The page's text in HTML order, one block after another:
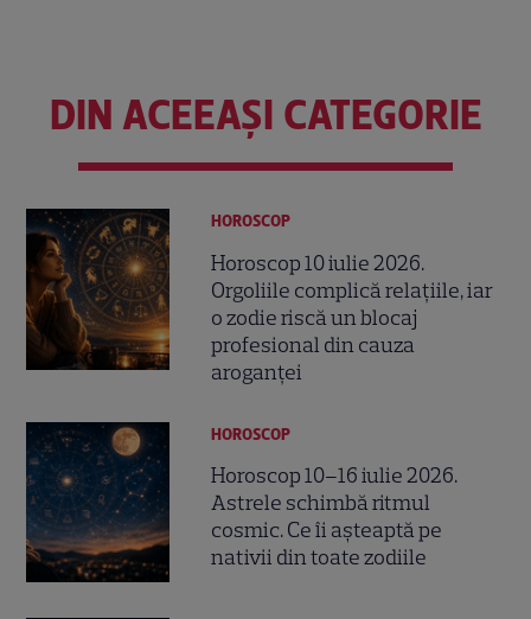
DIN ACEEAȘI CATEGORIE
HOROSCOP
Horoscop 10 iulie 2026.
Orgoliile complică relațiile, iar
o zodie riscă un blocaj
profesional din cauza
aroganței
HOROSCOP
Horoscop 10–16 iulie 2026.
Astrele schimbă ritmul
cosmic. Ce îi așteaptă pe
nativii din toate zodiile